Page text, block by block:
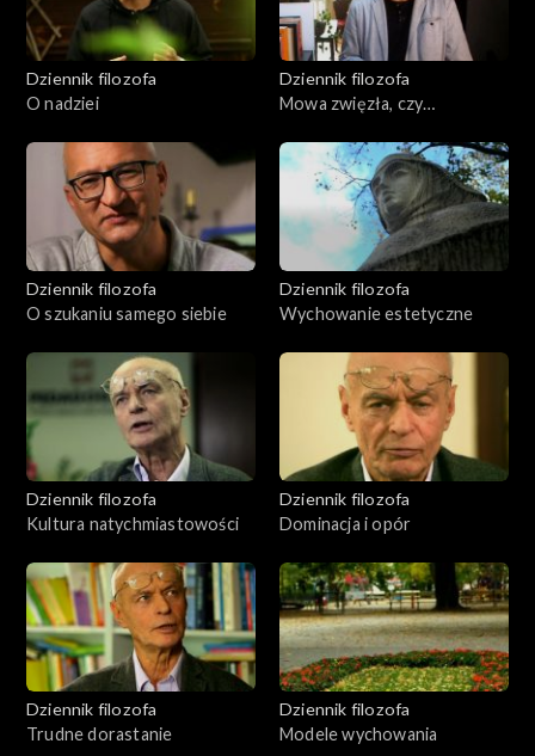
Dziennik filozofa
O nadziei
Dziennik filozofa
Mowa zwięzła, czy
Dziennik filozofa
O szukaniu samego siebie
Dziennik filozofa
Wychowanie estetyczne
Dziennik filozofa
Kultura natychmiastowości
Dziennik filozofa
Dominacja i opór
Dziennik filozofa
Trudne dorastanie
Dziennik filozofa
Modele wychowania